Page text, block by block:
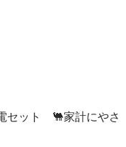
計にやさ